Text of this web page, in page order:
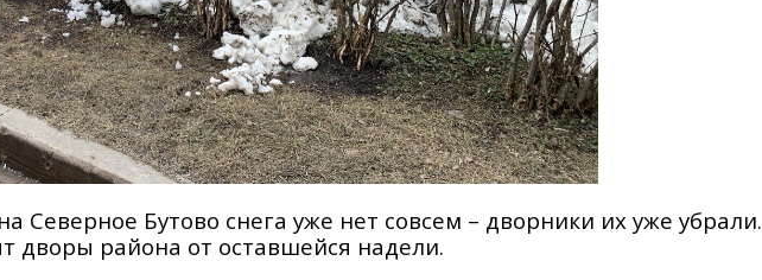
Северное Бутово снега уже нет совсем – дворники их уже убрали.
дворы района от оставшейся надели.